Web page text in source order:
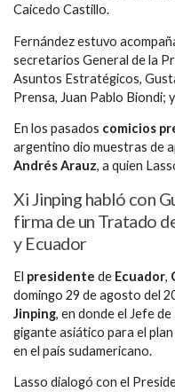
Caicedo Castillo.
Fernández estuvo
secretarios General de la
Asuntos Estratégicos,
Prensa, Juan Pablo Biondi;
En los pasados comicios
argentino dio muestras de
Andrés Arauz, a quien
Xi Jinping habló con
firma de un Tratado
y Ecuador
El presidente de Ecuador,
domingo 29 de agosto del
Jinping, en donde el Jefe
gigante asiático para el plan
en el país sudamericano.
Lasso dialogó con el